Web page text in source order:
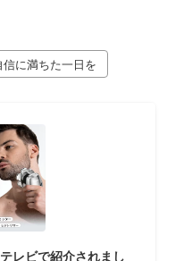
に満ちた一日を
レビで紹介されまし